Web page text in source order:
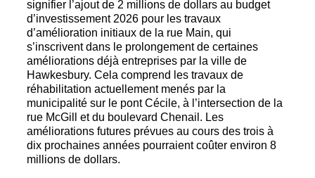
signifier l’ajout de 2 millions de dollars au budget
d’investissement 2026 pour les travaux
d’amélioration initiaux de la rue Main, qui
s’inscrivent dans le prolongement de certaines
améliorations déjà entreprises par la ville de
Hawkesbury. Cela comprend les travaux de
réhabilitation actuellement menés par la
municipalité sur le pont Cécile, à l’intersection de la
rue McGill et du boulevard Chenail. Les
améliorations futures prévues au cours des trois à
dix prochaines années pourraient coûter environ 8
millions de dollars.